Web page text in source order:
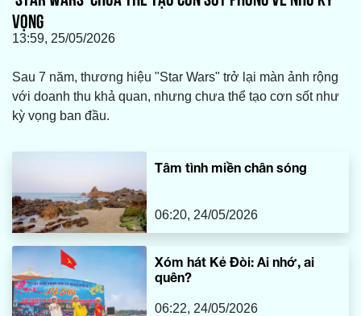
VỌNG
13:59, 25/05/2026
Sau 7 năm, thương hiệu "Star Wars" trở lại màn ảnh rộng
với doanh thu khả quan, nhưng chưa thể tạo cơn sốt như
kỳ vọng ban đầu.
Tâm tình miền chân sóng
06:20, 24/05/2026
Xóm hát Kẻ Đòi: Ai nhớ, ai
quên?
06:22, 24/05/2026